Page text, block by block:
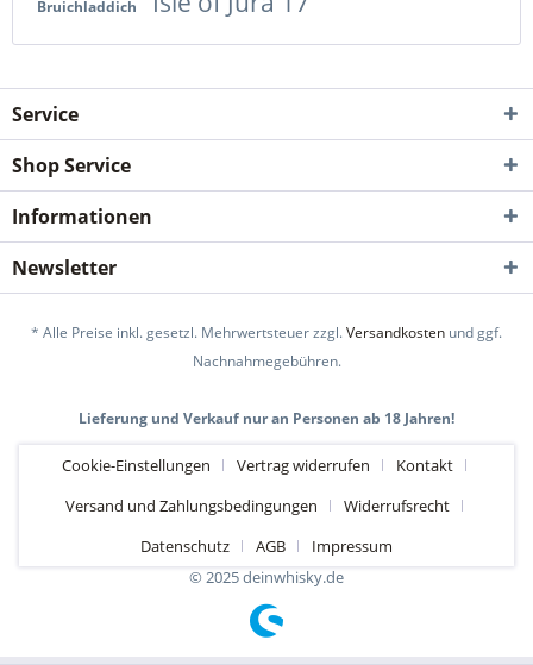
Bruichladdich
Service
Shop Service
Informationen
Newsletter
* Alle Preise inkl. gesetzl. Mehrwertsteuer zzgl.Versandkosten und ggf.
Nachnahmegebühren.
Lieferung und Verkauf nur an Personen ab 18 Jahren!
Cookie-Einstellungen Vertrag widerrufen
Kontakt
Versand und Zahlungsbedingungen
Widerrufsrecht
Datenschutz
AGB
Impressum
© 2025 deinwhisky.de